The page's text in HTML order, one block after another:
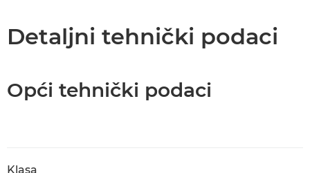
Detaljni tehnički podaci
Opći tehnički podaci
Klasa